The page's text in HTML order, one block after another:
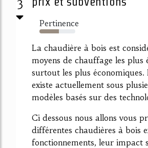
Pertinence
54%
La chaudière à bois est
moyens de chauffage les plus
surtout les plus économiques.
existe actuellement sous
modèles basés sur des
Ci dessous nous allons vous
différentes chaudières à bois
fonctionnements, leur impact